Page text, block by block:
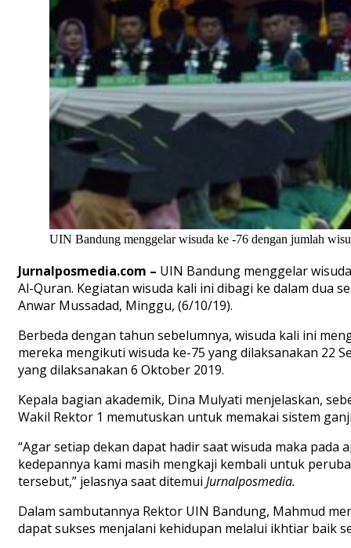
UIN Bandung menggelar wisuda ke -76 dengan jumlah
Jurnalposmedia.com – UIN Bandung menggelar
Al-Quran. Kegiatan wisuda kali ini dibagi ke dalam dua
Anwar Mussadad, Minggu, (6/10/19).
Berbeda dengan tahun sebelumnya, wisuda kali ini
mereka mengikuti wisuda ke-75 yang dilaksanakan 22
yang dilaksanakan 6 Oktober 2019.
Kepala bagian akademik, Dina Mulyati menjelaskan,
Wakil Rektor 1 memutuskan untuk memakai sistem
“Agar setiap dekan dapat hadir saat wisuda maka
kedepannya kami masih mengkaji kembali untuk
tersebut,” jelasnya saat ditemui Jurnalposmedia.
Dalam sambutannya Rektor UIN Bandung, Mahmud
dapat sukses menjalani kehidupan melalui ikhtiar baik